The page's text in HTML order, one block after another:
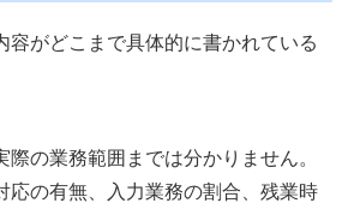
容がどこまで具体的に書かれている
際の業務範囲までは分かりません。
応の有無、入力業務の割合、残業時